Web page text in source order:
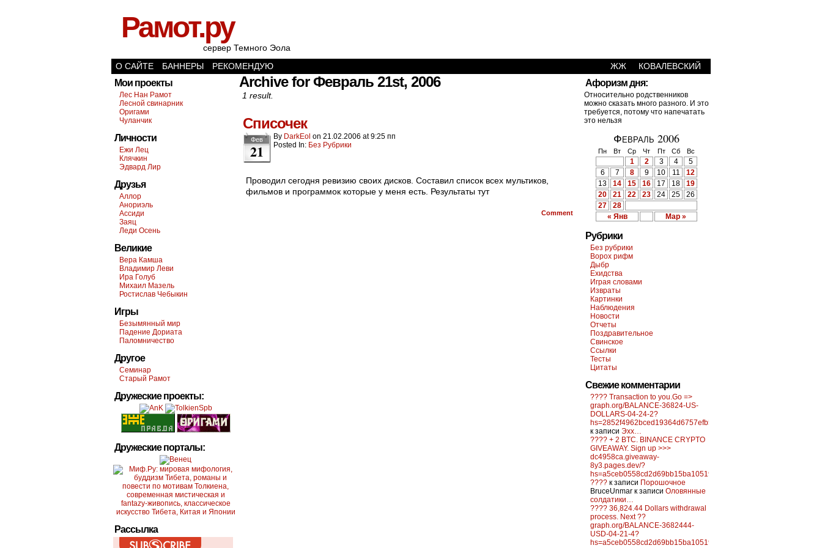
Рамот.ру
сервер Темного Эола
О САЙТЕ
БАННЕРЫ РЕКОМЕНДУЮ ЖЖ КОВАЛЕВСКИЙ
Мои проекты
Лес Нан Рамот
Лесной свинарник
Оригами
Чуланчик
Личности
Ежи Лец
Клячкин
Эдвард Лир
Друзья
Аллор
Анориэль
Ассиди
Заяц
Леди Осень
Великие
Вера Камша
Владимир Леви
Ира Голуб
Михаил Мазель
Ростислав Чебыкин
Игры
Безымянный мир
Падение Дориата
Паломничество
Другое
Семинар
Старый Рамот
Дружеские проекты:
Дружеские порталы:
Рассылка
Archive for Февраль 21st, 2006
1 result.
Списочек
Фев
21
By DarkEol on 21.02.2006 at9:25 пп
Posted In: Без Рубрики
Проводил сегодня ревизию своих дисков. Составил список всех мультиков,
фильмов и программок которые у меня есть. Результаты тут
Comment
Афоризм дня:
Относительно родственников
можно сказать много разного. И это
требуется, потому что напечатать
это нельзя
Февраль 2006
Пн Вт Ср Чт Пт Сб Вс
« Янв Мар »
1 2 3 4
5
6
7 8 9 10 11
12
13
14 15 16 17 18
19
20
21 22 23 24 25
26
27
28
Рубрики
Без рубрики
Ворох рифм
Дыбр
Ехидства
Играя словами
Извраты
Картинки
Наблюдения
Новости
Отчеты
Поздравительное
Свинское
Ссылки
Тесты
Цитаты
Свежие комментарии
???? Transaction to you.Go =>
graph.org/BALANCE-36824-US-
DOLLARS-04-24-2?
hs=2852f4962bced19364d6757efb5f6a84&
к записи Эхх…
???? + 2 BTC. BINANCE CRYPTO
GIVEAWAY. Sign up >>>
dc4958ca.giveaway-
8y3.pages.dev/?
hs=a5ceb0558cd2d69bb15ba10519f0d6c2&
???? к записи Порошочное
BruceUnmar к записи Оловянные
солдатики…
???? 36,824.44 Dollars withdrawal
process. Next ??
graph.org/BALANCE-3682444-
USD-04-21-4?
hs=a5ceb0558cd2d69bb15ba10519f0d6c2&